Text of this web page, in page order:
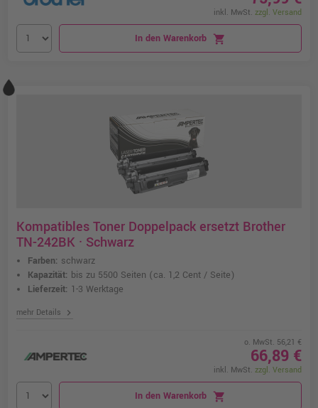
inkl. MwSt. zzgl. Versand
In den Warenkorb shopping_cart
Kompatibles Toner Doppelpack ersetzt Brother
TN-242BK · Schwarz
Farben: schwarz
Kapazität: bis zu 5500 Seiten (ca. 1,2 Cent / Seite)
Lieferzeit: 1-3 Werktage
mehr Details chevron_right
o. MwSt. 56,21 €
66,89 €
inkl. MwSt. zzgl. Versand
In den Warenkorb shopping_cart